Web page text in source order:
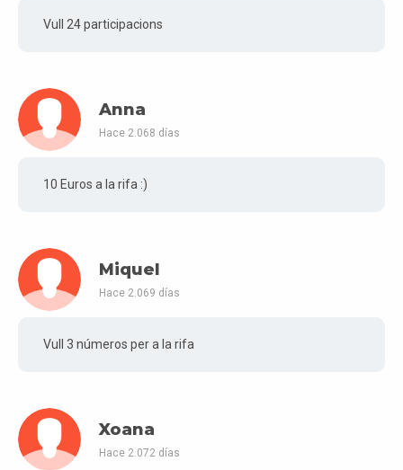
Vull 24 participacions
Anna
Hace 2.068 días
10 Euros a la rifa :)
Miquel
Hace 2.069 días
Vull 3 números per a la rifa
Xoana
Hace 2.072 días